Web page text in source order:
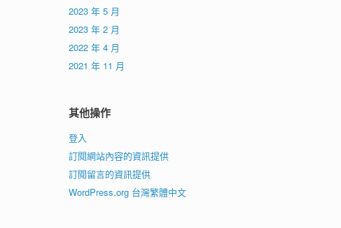
2023 年 5 月
2023 年 2 月
2022 年 4 月
2021 年 11 月
其他操作
登入
訂閱網站內容的資訊提供
訂閱留言的資訊提供
WordPress.org 台灣繁體中文